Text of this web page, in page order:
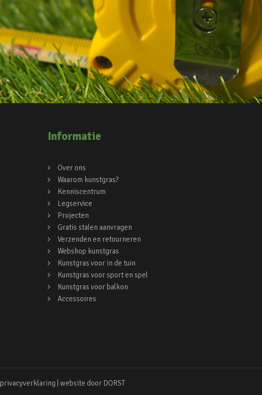
Informatie
Over ons
Waarom kunstgras?
Kenniscentrum
Legservice
Projecten
Gratis stalen aanvragen
Verzenden en retourneren
Webshop kunstgras
Kunstgras voor in de tuin
Kunstgras voor sport en spel
Kunstgras voor balkon
Accessoires
privacyverklaring| website door DORST